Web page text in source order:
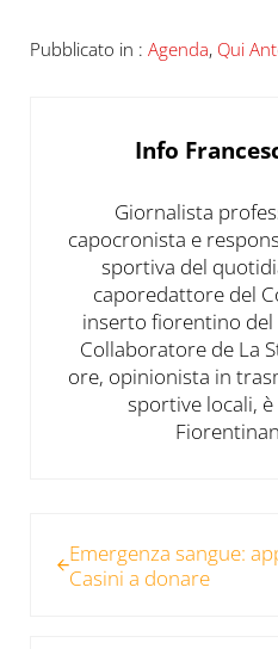
Pubblicato in : Agenda, Qui
Info
Giornalista
capocronista e
sportiva del
caporedattore del
inserto fiorentino del
Collaboratore de La
ore, opinionista in
sportive locali,
Emergenza sangue:
Casini a donare